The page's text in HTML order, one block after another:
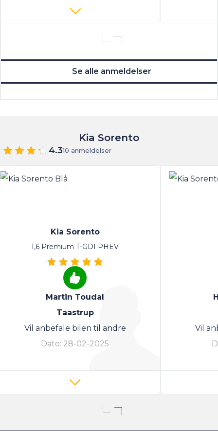
Se alle anmeldelser
Kia Sorento
4.310 anmeldelser
Kia Sorento
1,6 Premium T-GDI PHEV
Martin Toudal
Taastrup
Vil anbefale bilen til andre
Dato: 28-02-2025
Vil